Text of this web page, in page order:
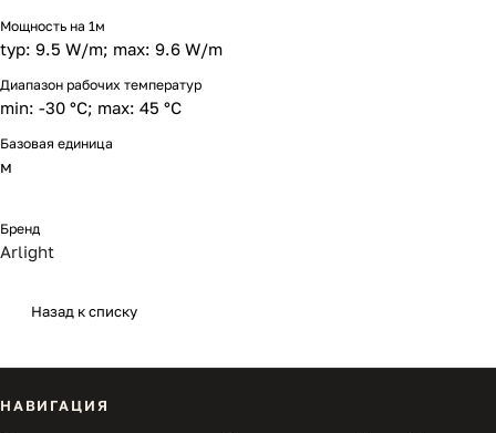
Мощность на 1м
typ: 9.5 W/m; max: 9.6 W/m
Диапазон рабочих температур
min: -30 °C; max: 45 °C
Базовая единица
м
Бренд
Arlight
Назад к списку
НАВИГАЦИЯ